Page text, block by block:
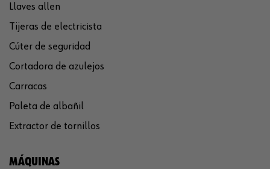
Llaves allen
Tijeras de electricista
Cúter de seguridad
Cortadora de azulejos
Carracas
Paleta de albañil
Extractor de tornillos
MÁQUINAS